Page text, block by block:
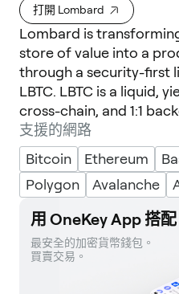
打開 Lombard
Lombard is
store of value into a
through a security-first
LBTC. LBTC is a liquid,
cross-chain, and 1:1
支援的網路
Bitcoin
Ethereum
Polygon
Avalanche
用 OneKey App 搭
最安全的加密貨幣錢包。
買賣交易。